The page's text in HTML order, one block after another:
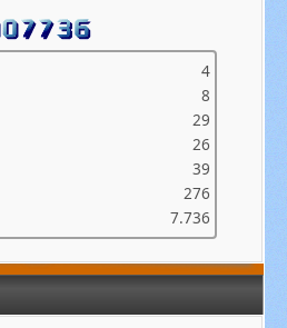
4
8
29
26
39
276
7.736